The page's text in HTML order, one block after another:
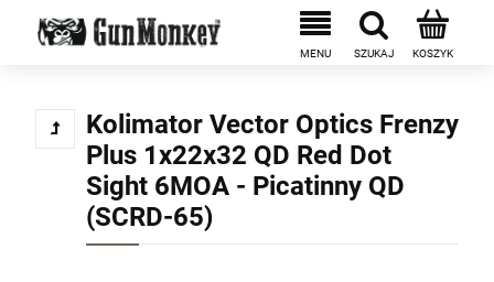
Kolimator Vector Optics Frenzy
Plus 1x22x32 QD Red Dot
Sight 6MOA - Picatinny QD
(SCRD-65)